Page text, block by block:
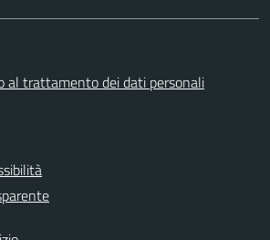
al trattamento dei dati personali